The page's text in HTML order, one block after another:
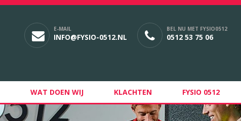
E-MAIL
INFO@FYSIO-0512.NL
BEL NU MET FYSIO0512
0512 53 75 06
WAT DOEN WIJ KLACHTEN FYSIO 0512